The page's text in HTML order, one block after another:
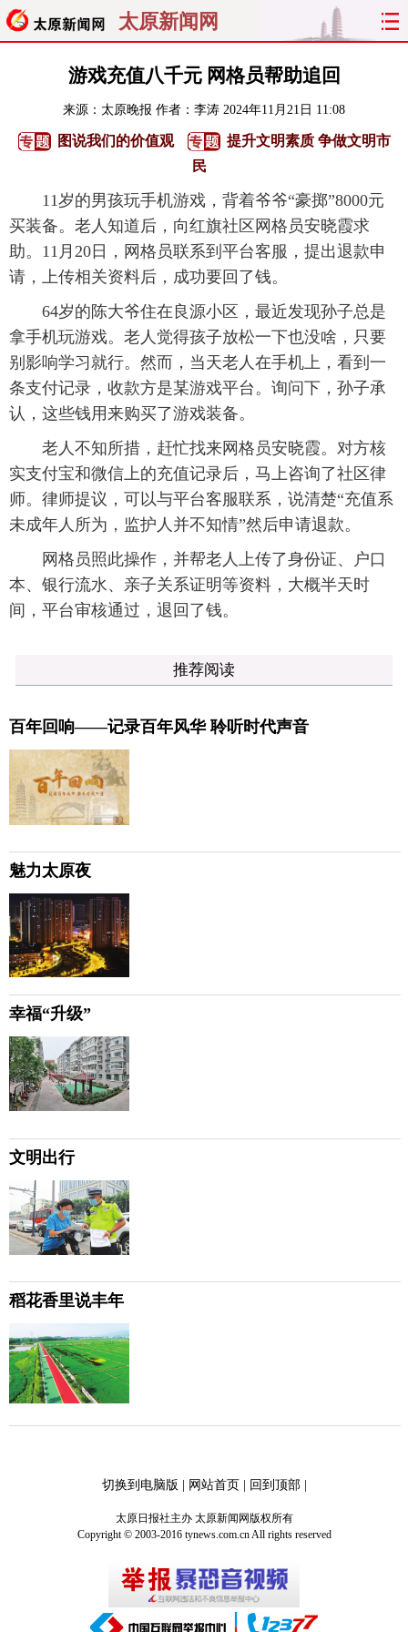
太原新闻网
聚焦 太原
经济 关注 文明 出行
旅游 理财 政务 教育
看天下 晋月读 最太原 网罗民生
游戏充值八千元 网格员帮助追回
来源： 太原晚报 作者：李涛 2024年11月21日 11:08
图说我们的价值观
提升文明素质 争做文明市
民
11岁的男孩玩手机游戏，背着爷爷“豪掷”8000元
买装备。老人知道后，向红旗社区网格员安晓霞求
助。11月20日，网格员联系到平台客服，提出退款申
请，上传相关资料后，成功要回了钱。
64岁的陈大爷住在良源小区，最近发现孙子总是
拿手机玩游戏。老人觉得孩子放松一下也没啥，只要
别影响学习就行。然而，当天老人在手机上，看到一
条支付记录，收款方是某游戏平台。询问下，孙子承
认，这些钱用来购买了游戏装备。
老人不知所措，赶忙找来网格员安晓霞。对方核
实支付宝和微信上的充值记录后，马上咨询了社区律
师。律师提议，可以与平台客服联系，说清楚“充值系
未成年人所为，监护人并不知情”然后申请退款。
网格员照此操作，并帮老人上传了身份证、户口
本、银行流水、亲子关系证明等资料，大概半天时
间，平台审核通过，退回了钱。
推荐阅读
百年回响——记录百年风华 聆听时代声音
魅力太原夜
幸福“升级”
文明出行
稻花香里说丰年
切换到电脑版 | 网站首页| 回到顶部|
太原日报社主办 太原新闻网版权所有
Copyright © 2003-2016 tynews.com.cn All rights reserved